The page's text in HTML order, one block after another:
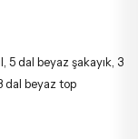
5 dal beyaz şakayık, 3
dal beyaz top